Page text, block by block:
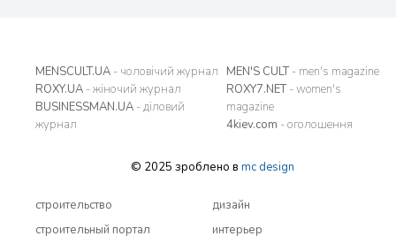
MENSCULT.UA - чоловічий журнал
ROXY.UA - жіночий журнал
BUSINESSMAN.UA - діловий
журнал
MEN'S CULT- men's magazine
ROXY7.NET- women's
magazine
4kiev.com - оголошення
© 2025 зроблено в mc design
строительство
строительный портал
дизайн
интерьер